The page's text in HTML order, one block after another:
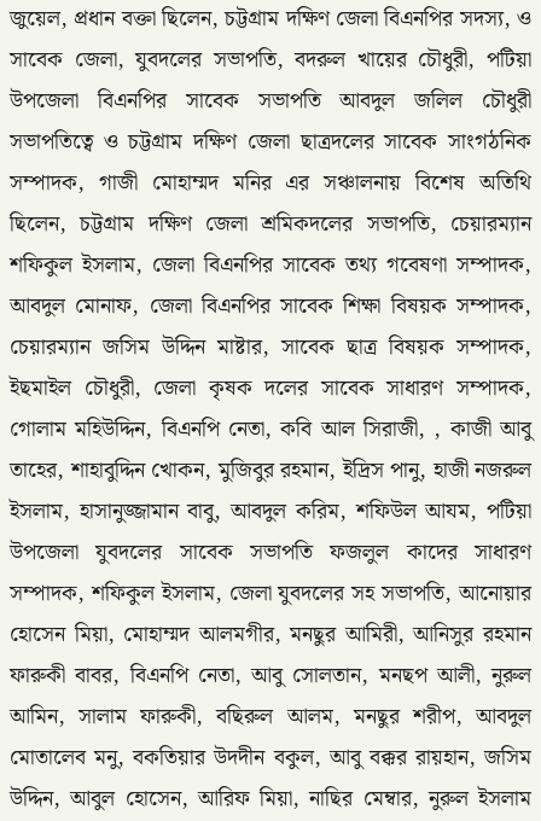
জুয়েল, প্রধান বক্তা ছিলেন, চট্টগ্রাম দক্ষিণ জেলা বিএনপির সদস্য, ও
সাবেক জেলা, যুবদলের সভাপতি, বদরুল খায়ের চৌধুরী, পটিয়া
উপজেলা বিএনপির সাবেক সভাপতি আবদুল জলিল চৌধুরী
সভাপতিত্বে ও চট্টগ্রাম দক্ষিণ জেলা ছাত্রদলের সাবেক সাংগঠনিক
সম্পাদক, গাজী মোহাম্মদ মনির এর সঞ্চালনায় বিশেষ অতিথি
ছিলেন, চট্টগ্রাম দক্ষিণ জেলা শ্রমিকদলের সভাপতি, চেয়ারম্যান
শফিকুল ইসলাম, জেলা বিএনপির সাবেক তথ্য গবেষণা সম্পাদক,
আবদুল মোনাফ, জেলা বিএনপির সাবেক শিক্ষা বিষয়ক সম্পাদক,
চেয়ারম্যান জসিম উদ্দিন মাষ্টার, সাবেক ছাত্র বিষয়ক সম্পাদক,
ইছমাইল চৌধুরী, জেলা কৃষক দলের সাবেক সাধারণ সম্পাদক,
গোলাম মহিউদ্দিন, বিএনপি নেতা, কবি আল সিরাজী, , কাজী আবু
তাহের, শাহাবুদ্দিন খোকন, মুজিবুর রহমান, ইদ্রিস পানু, হাজী নজরুল
ইসলাম, হাসানুজ্জামান বাবু, আবদুল করিম, শফিউল আযম, পটিয়া
উপজেলা যুবদলের সাবেক সভাপতি ফজলুল কাদের সাধারণ
সম্পাদক, শফিকুল ইসলাম, জেলা যুবদলের সহ সভাপতি, আনোয়ার
হোসেন মিয়া, মোহাম্মদ আলমগীর, মনছুর আমিরী, আনিসুর রহমান
ফারুকী বাবর, বিএনপি নেতা, আবু সোলতান, মনছপ আলী, নুরুল
আমিন, সালাম ফারুকী, বছিরুল আলম, মনছুর শরীপ, আবদুল
মোতালেব মনু, বকতিয়ার উদদীন বকুল, আবু বক্কর রায়হান, জসিম
উদ্দিন, আবুল হোসেন, আরিফ মিয়া, নাছির মেম্বার, নুরুল ইসলাম